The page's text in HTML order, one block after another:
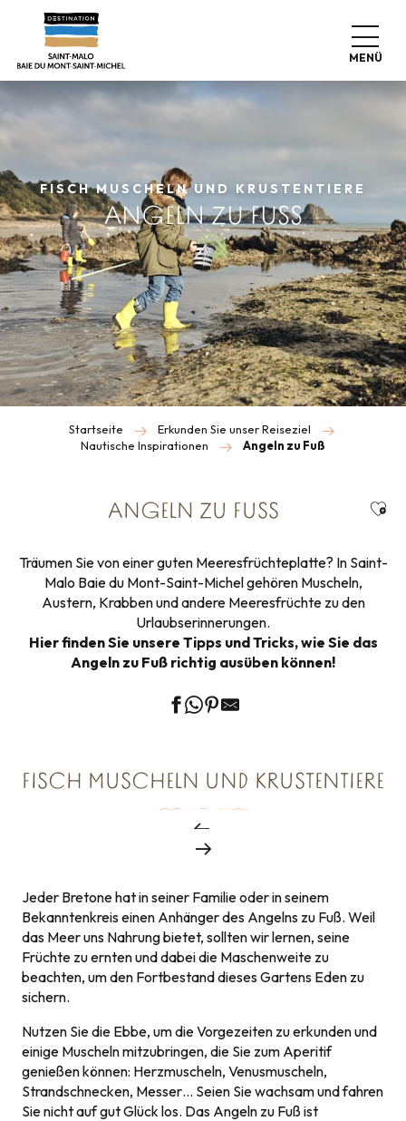
contenu
principal
MENÜ
FISCH MUSCHELN UND KRUSTENTIERE
ANGELN ZU FUSS
Startseite
Erkunden Sie unser Reiseziel
Nautische Inspirationen
Angeln zu Fuß
ANGELN ZU FUSS
Träumen Sie von einer guten Meeresfrüchteplatte? In Saint-
Malo Baie du Mont-Saint-Michel gehören Muscheln,
Austern, Krabben und andere Meeresfrüchte zu den
Urlaubserinnerungen.
Hier finden Sie unsere Tipps und Tricks, wie Sie das
Angeln zu Fuß richtig ausüben können!
FISCH MUSCHELN UND KRUSTENTIERE
Jeder Bretone hat in seiner Familie oder in seinem
Bekanntenkreis einen Anhänger des Angelns zu Fuß. Weil
das Meer uns Nahrung bietet, sollten wir lernen, seine
Früchte zu ernten und dabei die Maschenweite zu
beachten, um den Fortbestand dieses Gartens Eden zu
sichern.
Nutzen Sie die Ebbe, um die Vorgezeiten zu erkunden und
einige Muscheln mitzubringen, die Sie zum Aperitif
genießen können: Herzmuscheln, Venusmuscheln,
Strandschnecken, Messer… Seien Sie wachsam und fahren
Sie nicht auf gut Glück los. Das Angeln zu Fuß ist